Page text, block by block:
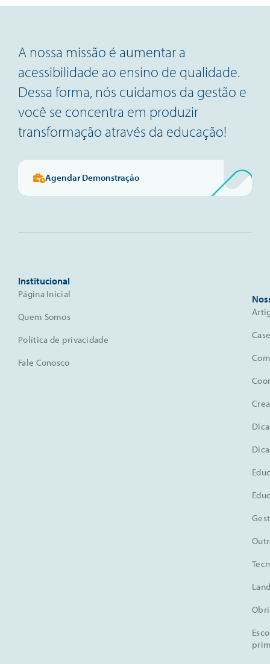
A nossa missão é aumentar a
acessibilidade ao ensino de qualidade.
Dessa forma, nós cuidamos da gestão e
você se concentra em produzir
transformação através da educação!
Agendar Demonstração
Institucional
Página Inicial
Quem Somos
Política de privacidade
Fale Conosco